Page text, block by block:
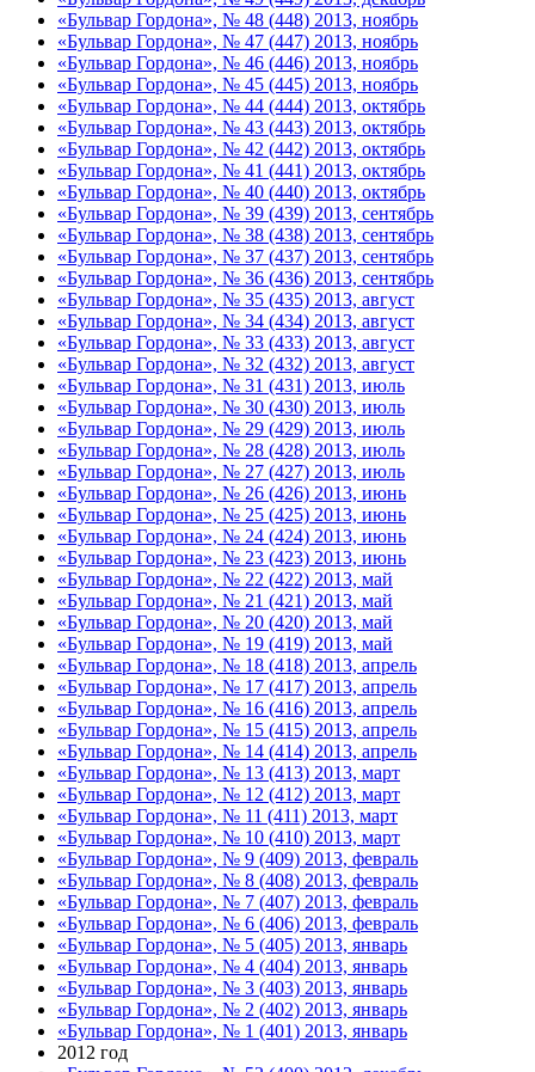
«Бульвар Гордона», № 48 (448) 2013, ноябрь
«Бульвар Гордона», № 47 (447) 2013, ноябрь
«Бульвар Гордона», № 46 (446) 2013, ноябрь
«Бульвар Гордона», № 45 (445) 2013, ноябрь
«Бульвар Гордона», № 44 (444) 2013, октябрь
«Бульвар Гордона», № 43 (443) 2013, октябрь
«Бульвар Гордона», № 42 (442) 2013, октябрь
«Бульвар Гордона», № 41 (441) 2013, октябрь
«Бульвар Гордона», № 40 (440) 2013, октябрь
«Бульвар Гордона», № 39 (439) 2013, сентябрь
«Бульвар Гордона», № 38 (438) 2013, сентябрь
«Бульвар Гордона», № 37 (437) 2013, сентябрь
«Бульвар Гордона», № 36 (436) 2013, сентябрь
«Бульвар Гордона», № 35 (435) 2013, август
«Бульвар Гордона», № 34 (434) 2013, август
«Бульвар Гордона», № 33 (433) 2013, август
«Бульвар Гордона», № 32 (432) 2013, август
«Бульвар Гордона», № 31 (431) 2013, июль
«Бульвар Гордона», № 30 (430) 2013, июль
«Бульвар Гордона», № 29 (429) 2013, июль
«Бульвар Гордона», № 28 (428) 2013, июль
«Бульвар Гордона», № 27 (427) 2013, июль
«Бульвар Гордона», № 26 (426) 2013, июнь
«Бульвар Гордона», № 25 (425) 2013, июнь
«Бульвар Гордона», № 24 (424) 2013, июнь
«Бульвар Гордона», № 23 (423) 2013, июнь
«Бульвар Гордона», № 22 (422) 2013, май
«Бульвар Гордона», № 21 (421) 2013, май
«Бульвар Гордона», № 20 (420) 2013, май
«Бульвар Гордона», № 19 (419) 2013, май
«Бульвар Гордона», № 18 (418) 2013, апрель
«Бульвар Гордона», № 17 (417) 2013, апрель
«Бульвар Гордона», № 16 (416) 2013, апрель
«Бульвар Гордона», № 15 (415) 2013, апрель
«Бульвар Гордона», № 14 (414) 2013, апрель
«Бульвар Гордона», № 13 (413) 2013, март
«Бульвар Гордона», № 12 (412) 2013, март
«Бульвар Гордона», № 11 (411) 2013, март
«Бульвар Гордона», № 10 (410) 2013, март
«Бульвар Гордона», № 9 (409) 2013, февраль
«Бульвар Гордона», № 8 (408) 2013, февраль
«Бульвар Гордона», № 7 (407) 2013, февраль
«Бульвар Гордона», № 6 (406) 2013, февраль
«Бульвар Гордона», № 5 (405) 2013, январь
«Бульвар Гордона», № 4 (404) 2013, январь
«Бульвар Гордона», № 3 (403) 2013, январь
«Бульвар Гордона», № 2 (402) 2013, январь
«Бульвар Гордона», № 1 (401) 2013, январь
2012 год